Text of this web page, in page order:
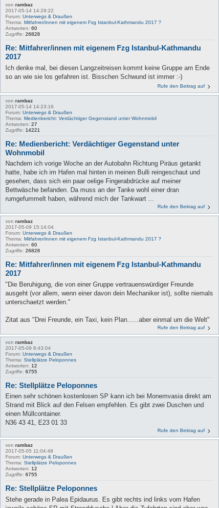
von rambaz
2017-05-14 14:29:22
Forum: Unterwegs & Draußen
Thema: Mitfahrer/innen mit eigenem Fzg Istanbul-Kathmandu 2017 ?
Antworten: 60
Zugriffe: 26828
Re: Mitfahrer/innen mit eigenem Fzg Istanbul-Kathmandu
2017
Ich denke mal, bei diesen Langzeitreisen kommt keine Gruppe am Ende
so an wie sie los gefahren ist. Bisschen Schwund ist immer :-)
Rufe den Beitrag auf
von rambaz
2017-05-14 14:23:16
Forum: Unterwegs & Draußen
Thema: Medienbericht: Verdächtiger Gegenstand unter Wohnmobil
Antworten: 27
Zugriffe: 14221
Re: Medienbericht: Verdächtiger Gegenstand unter
Wohnmobil
Nachdem ich vorige Woche an der Autobahn Richtung Piräus getankt
hatte, habe ich im Hafen mal hinten in meinen Bulli reingeschaut und
gesehen, dass sich ein paar oelige Fingerabdrücke auf meiner
Bettwäsche befanden. Da muss an der Tanke wohl einer dran
rumgefummelt haben, während mich der Tankwart ...
Rufe den Beitrag auf
von rambaz
2017-05-09 15:14:04
Forum: Unterwegs & Draußen
Thema: Mitfahrer/innen mit eigenem Fzg Istanbul-Kathmandu 2017 ?
Antworten: 60
Zugriffe: 26828
Re: Mitfahrer/innen mit eigenem Fzg Istanbul-Kathmandu
2017
"Die Beruhigung, die von einer Gruppe vertrauenswürdiger Freunde
ausgeht (vor allem, wenn einer davon dein Mechaniker ist), sollte niemals
unterschaetzt werden."
Zitat aus "Drei Freunde, ein Taxi, kein Plan......aber einmal um die Welt"
Rufe den Beitrag auf
von rambaz
2017-05-09 8:43:04
Forum: Unterwegs & Draußen
Thema: Stellplätze Peloponnes
Antworten: 12
Zugriffe: 6755
Re: Stellplätze Peloponnes
Einen sehr schönen kostenlosen SP kann ich bei Monemvasia direkt am
Strand mit Blick auf den Felsen empfehlen. Es gibt zwei Duschen und
einen Müllcontainer.
N36 43 41, E23 01 33
Rufe den Beitrag auf
von rambaz
2017-05-05 11:04:48
Forum: Unterwegs & Draußen
Thema: Stellplätze Peloponnes
Antworten: 12
Zugriffe: 6755
Re: Stellplätze Peloponnes
Stehe gerade in Palea Epidaurus. Es gibt rechts ind links vom Hafen